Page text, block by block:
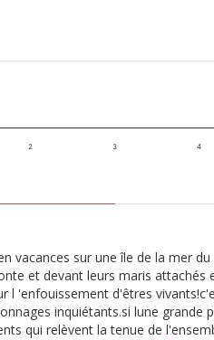
2 3 4
vacances sur une île de la mer
et devant leurs maris
l 'enfouissement d'êtres
inquiétants.si lune
qui relèvent la tenue de